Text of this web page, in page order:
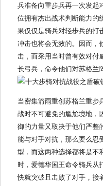
兵准备向重步兵再一次发起
位拥有杰出战术判断能力的
果仅仅是骑兵对轻步兵的打
冲击也将会无效的。因而，
击，而采用当时曾有效对付
长弓兵，命令他们对苏格兰
当密集箭雨重创苏格兰重步
战时不可避免的尴尬境地，
御的力量又取决于他们严整
能与对手对抗，那么要么忍
型，而这两种选择都将是不
时，爱德华国王命令骑兵从
快就突破且击败了对手，接